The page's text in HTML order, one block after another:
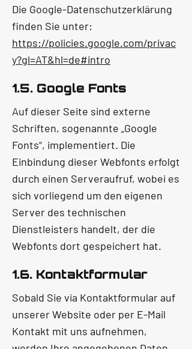
Die Google-Datenschutzerklärung
finden Sie unter:
https://policies.google.com/privac
y?gl=AT&hl=de#intro
1.5. Google Fonts
Auf dieser Seite sind externe
Schriften, sogenannte „Google
Fonts“, implementiert. Die
Einbindung dieser Webfonts erfolgt
durch einen Serveraufruf, wobei es
sich vorliegend um den eigenen
Server des technischen
Dienstleisters handelt, der die
Webfonts dort gespeichert hat.
1.6. Kontaktformular
Sobald Sie via Kontaktformular auf
unserer Website oder per E-Mail
Kontakt mit uns aufnehmen,